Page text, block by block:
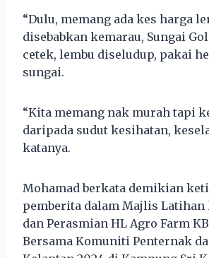
“Dulu, memang ada kes harga
disebabkan kemarau, Sungai
cetek, lembu diseludup, pakai
sungai.
“Kita memang nak murah tapi
daripada sudut kesihatan,
katanya.
Mohamad berkata demikian
pemberita dalam Majlis Latihan
dan Perasmian HL Agro Farm
Bersama Komuniti Penternak